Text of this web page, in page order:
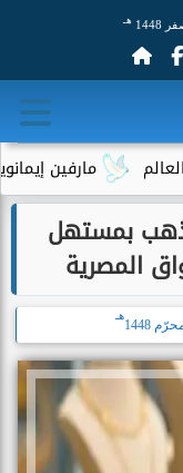
هـ
مارفين إيمانويل..
بمستهل
المصرية
هـ